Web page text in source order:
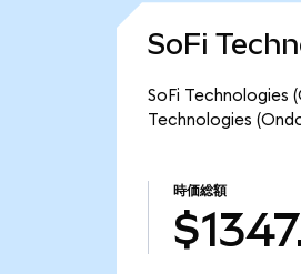
SoFi
SoFi Technologies
Technologies
時価総額